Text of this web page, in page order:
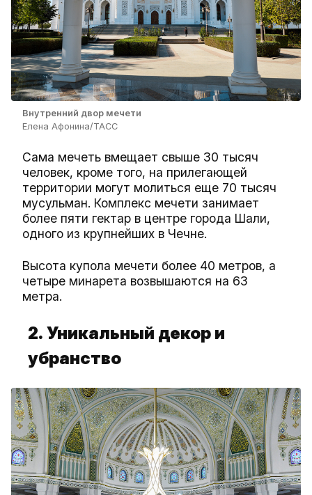
Внутренний двор мечети
Елена Афонина/ТАСС
Сама мечеть вмещает свыше 30 тысяч
человек, кроме того, на прилегающей
территории могут молиться еще 70 тысяч
мусульман. Комплекс мечети занимает
более пяти гектар в центре города Шали,
одного из крупнейших в Чечне.
Высота купола мечети более 40 метров, а
четыре минарета возвышаются на 63
метра.
2. Уникальный декор и
убранство